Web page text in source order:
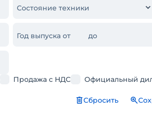
Состояние техники
Год выпуска от до
Продажа с НДС Официальный
Сбросить